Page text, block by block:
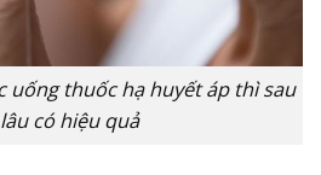
uống thuốc hạ huyết áp thì sau
có hiệu quả